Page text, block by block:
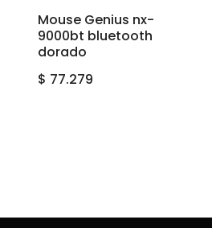
Mouse Genius nx-
9000bt bluetooth
dorado
$ 77.279